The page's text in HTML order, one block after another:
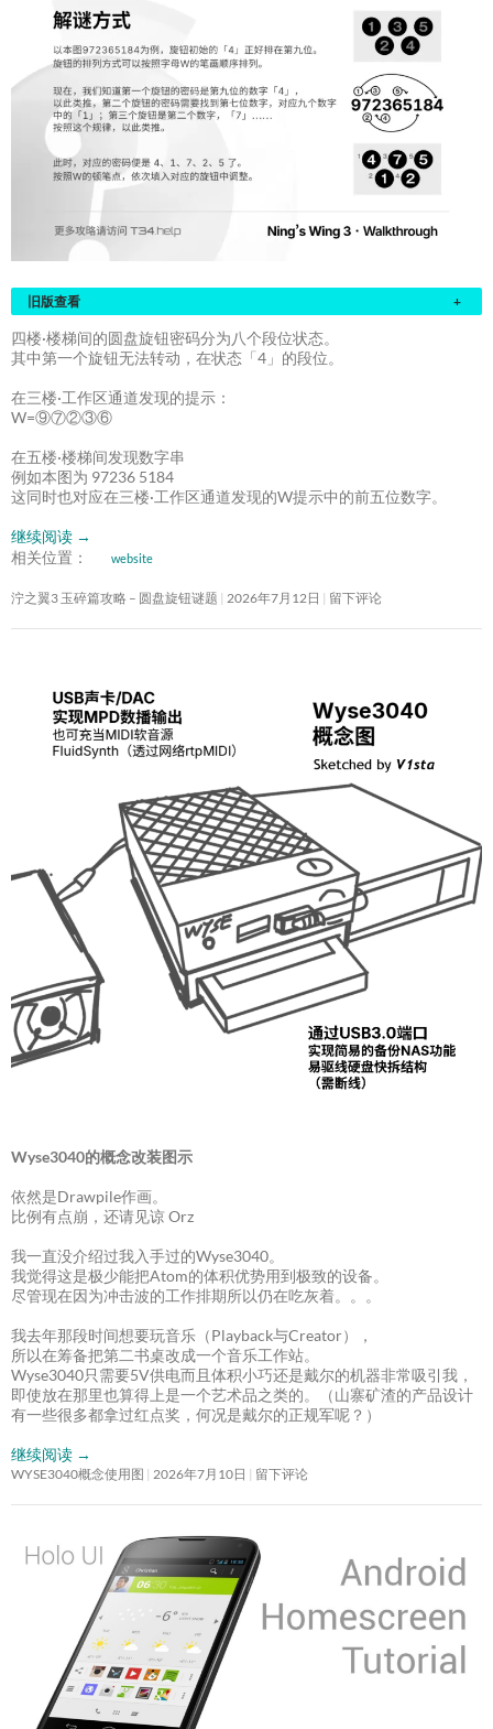
旧版查看 +
四楼·楼梯间的圆盘旋钮密码分为八个段位状态。
其中第一个旋钮无法转动，在状态「4」的段位。
在三楼·工作区通道发现的提示：
W=⑨⑦②③⑥
在五楼·楼梯间发现数字串
例如本图为 97236 5184
这同时也对应在三楼·工作区通道发现的W提示中的前五位数字。
继续阅读 →
相关位置：
website
泞之翼3 玉碎篇攻略 – 圆盘旋钮谜题 2026年7月12日 留下评论
Wyse3040的概念改装图示
依然是Drawpile作画。
比例有点崩，还请见谅 Orz
我一直没介绍过我入手过的Wyse3040。
我觉得这是极少能把Atom的体积优势用到极致的设备。
尽管现在因为冲击波的工作排期所以仍在吃灰着。。。
我去年那段时间想要玩音乐（Playback与Creator），
所以在筹备把第二书桌改成一个音乐工作站。
Wyse3040只需要5V供电而且体积小巧还是戴尔的机器非常吸引我，
即使放在那里也算得上是一个艺术品之类的。（山寨矿渣的产品设计
有一些很多都拿过红点奖，何况是戴尔的正规军呢？）
继续阅读 →
WYSE3040概念使用图 2026年7月10日 留下评论